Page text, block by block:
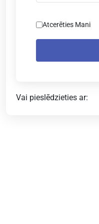
Atcerēties Mani
Vai pieslēdzieties ar: